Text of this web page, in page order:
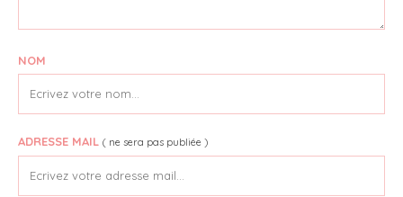
NOM
ADRESSE MAIL ( ne sera pas publiée )